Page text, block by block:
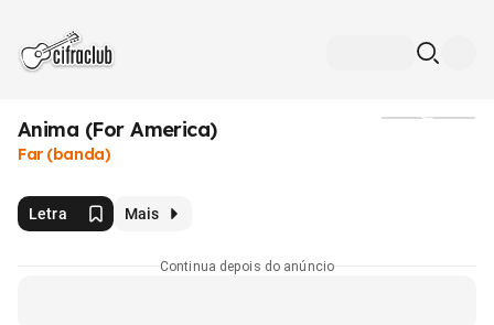
Anima (For America)
Far (banda)
Letra Mais
Continua depois do anúncio